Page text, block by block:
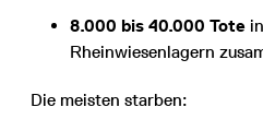
8.000 bis 40.000 Tote
Rheinwiesenlagern
Die meisten starben: